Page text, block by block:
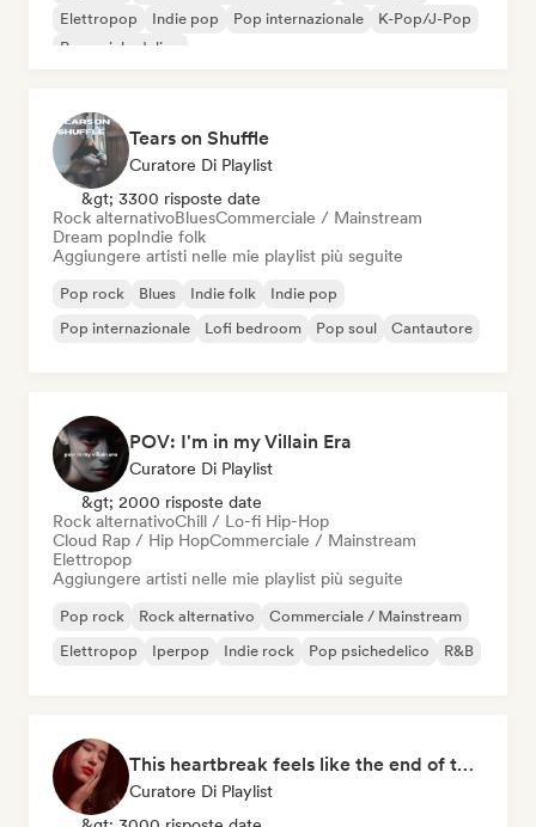
Elettropop
Indie pop Pop internazionale
K-Pop/J-Pop
Pop psichedelico
Tears on Shuffle
Curatore Di Playlist
&gt; 3300 risposte date
Rock alternativoBluesCommerciale / Mainstream
Dream popIndie folk
Aggiungere artisti nelle mie playlist più seguite
Pop rock Blues Indie folk
Indie pop
Pop internazionale
Lofi bedroom Pop soul Cantautore
POV: I'm in my Villain Era
Curatore Di Playlist
&gt; 2000 risposte date
Rock alternativoChill / Lo-fi Hip-Hop
Cloud Rap / Hip HopCommerciale / Mainstream
Elettropop
Aggiungere artisti nelle mie playlist più seguite
Pop rock Rock alternativo
Commerciale / Mainstream
Elettropop
Iperpop Indie rock Pop psichedelico R&B
This heartbreak feels like the end of the world
Curatore Di Playlist